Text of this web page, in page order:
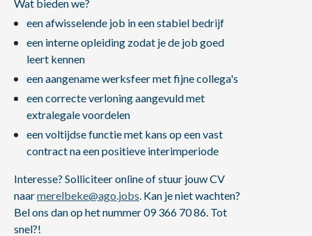
Wat bieden we?
een afwisselende job in een stabiel bedrijf
een interne opleiding zodat je de job goed
leert kennen
een aangename werksfeer met fijne collega's
een correcte verloning aangevuld met
extralegale voordelen
een voltijdse functie met kans op een vast
contract na een positieve interimperiode
Interesse? Solliciteer online of stuur jouw CV
naarmerelbeke@ago.jobs. Kan je niet wachten?
Bel ons dan op het nummer 09 366 70 86. Tot
snel?!